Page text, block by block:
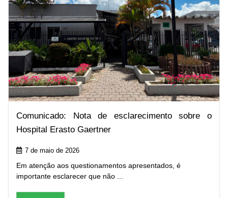
Comunicado: Nota de esclarecimento sobre o
Hospital Erasto Gaertner
7 de maio de 2026
Em atenção aos questionamentos apresentados, é
importante esclarecer que não ...